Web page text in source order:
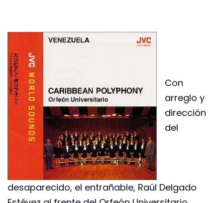
Con
arreglo y
dirección
del
desaparecido, el entrañable, Raúl Delgado